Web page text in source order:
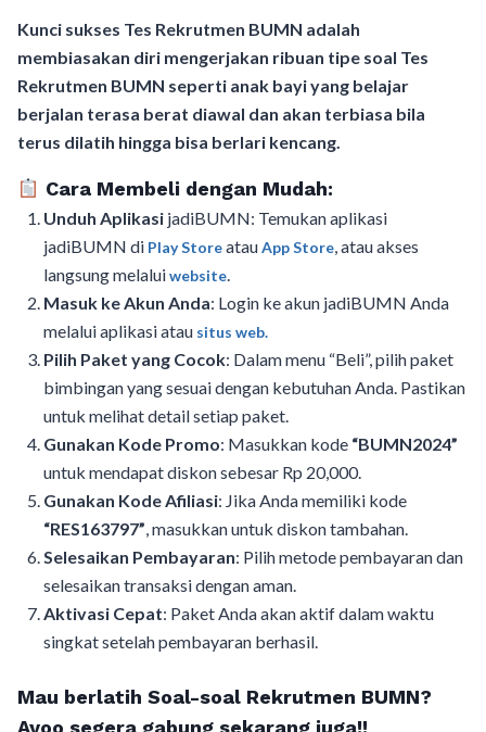
Kunci sukses Tes Rekrutmen BUMN adalah
membiasakan diri mengerjakan ribuan tipe soal Tes
Rekrutmen BUMN seperti anak bayi yang belajar
berjalan terasa berat diawal dan akan terbiasa bila
terus dilatih hingga bisa berlari kencang.
Cara Membeli dengan Mudah:
Unduh Aplikasi jadiBUMN: Temukan aplikasi
jadiBUMN di Play StoreatauApp Store, atau akses
langsung melaluiwebsite.
Masuk ke Akun Anda: Login ke akun jadiBUMN Anda
melalui aplikasi atau situs web.
Pilih Paket yang Cocok: Dalam menu “Beli”, pilih paket
bimbingan yang sesuai dengan kebutuhan Anda. Pastikan
untuk melihat detail setiap paket.
Gunakan Kode Promo: Masukkan kode “BUMN2024”
untuk mendapat diskon sebesar Rp 20,000.
Gunakan Kode Afiliasi: Jika Anda memiliki kode
“RES163797”, masukkan untuk diskon tambahan.
Selesaikan Pembayaran: Pilih metode pembayaran dan
selesaikan transaksi dengan aman.
Aktivasi Cepat: Paket Anda akan aktif dalam waktu
singkat setelah pembayaran berhasil.
Mau berlatih Soal-soal Rekrutmen BUMN?
Ayoo segera gabung sekarang juga!!